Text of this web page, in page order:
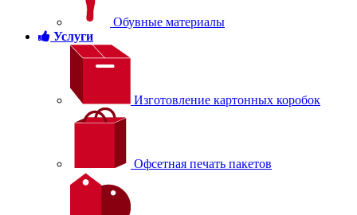
Обувные материалы
Услуги
Изготовление картонных коробок
Офсетная печать пакетов